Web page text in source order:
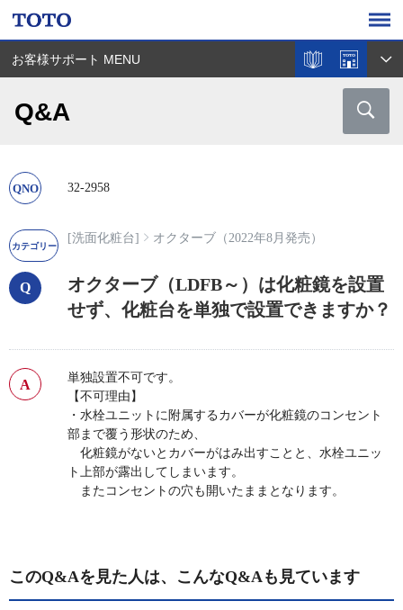
お客様サポート MENU
Q&A
32-2958
[洗面化粧台] オクターブ（2022年8月発売）
オクターブ（LDFB～）は化粧鏡を設置
せず、化粧台を単独で設置できますか？
単独設置不可です。
【不可理由】
・水栓ユニットに附属するカバーが化粧鏡のコンセント
部まで覆う形状のため、
化粧鏡がないとカバーがはみ出すことと、水栓ユニッ
ト上部が露出してしまいます。
またコンセントの穴も開いたままとなります。
このQ&Aを見た人は、こんなQ&Aも見ています